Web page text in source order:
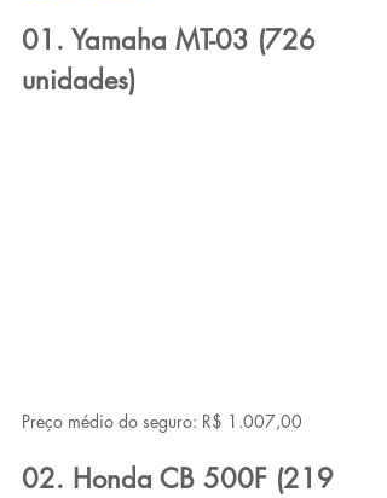
01. Yamaha MT-03 (726
unidades)
Preço médio do seguro: R$ 1.007,00
02. Honda CB 500F (219